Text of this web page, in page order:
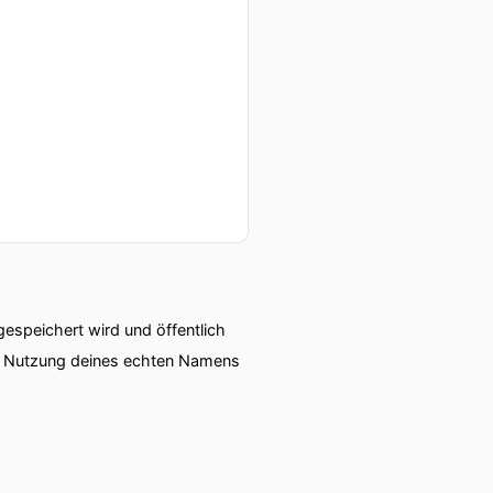
sowieso nicht ruhig
etwas zu machen.
wird und öffentlich
deines echten Namens